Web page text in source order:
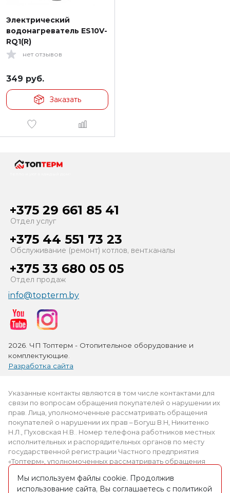
Электрический
водонагреватель ES10V-
RQ1(R)
нет отзывов
349 руб.
Заказать
+375 29 661 85 41
Отдел услуг
+375 44 551 73 23
Обслуживание (ремонт) котлов, вент.каналы
+375 33 680 05 05
Отдел продаж
info@topterm.by
2026. ЧП Топтерм - Отопительное оборудование и
комплектующие.
Разработка сайта
Указанные контакты являются в том числе контактами для
связи по вопросам обращения покупателей о нарушении их
прав. Лица, уполномоченные рассматривать обращения
покупателей о нарушении их прав – Богуш В.Н, Никитенко
Н.Л., Пуховская Н.В.. Номер телефона работников местных
исполнительных и распорядительных органов по месту
государственной регистрации Частного предприятия
«Топтерм», уполномоченных рассматривать обращения
Мы используем файлы cookie. Продолжив
использование сайта, Вы соглашаетесь с политикой